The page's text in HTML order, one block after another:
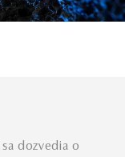
dozvedia o